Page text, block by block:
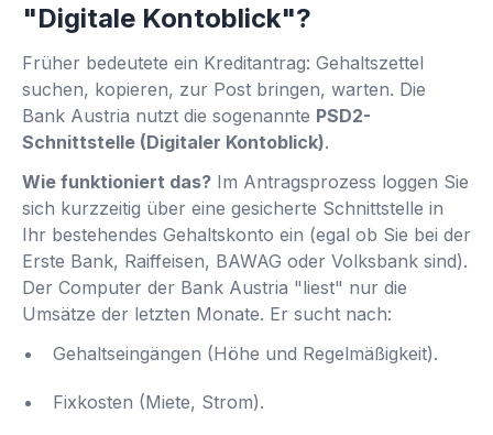
"Digitale Kontoblick"?
Früher bedeutete ein Kreditantrag: Gehaltszettel
suchen, kopieren, zur Post bringen, warten. Die
Bank Austria nutzt die sogenannte PSD2-
Schnittstelle (Digitaler Kontoblick).
Wie funktioniert das? Im Antragsprozess loggen Sie
sich kurzzeitig über eine gesicherte Schnittstelle in
Ihr bestehendes Gehaltskonto ein (egal ob Sie bei der
Erste Bank, Raiffeisen, BAWAG oder Volksbank sind).
Der Computer der Bank Austria "liest" nur die
Umsätze der letzten Monate. Er sucht nach:
Gehaltseingängen (Höhe und Regelmäßigkeit).
Fixkosten (Miete, Strom).